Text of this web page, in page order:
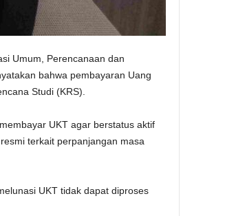
Umum, Perencanaan dan
bahwa pembayaran Uang
Studi (KRS).
UKT agar berstatus aktif
terkait perpanjangan masa
UKT tidak dapat diproses